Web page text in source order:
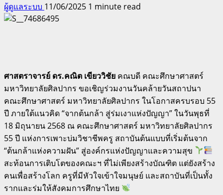
ผู้ดูแลระบบ 11/06/2025 1 minute read
ศาสตราจารย์ ดร.คณิต เขียววิชัย คณบดี คณะศึกษาศาสตร์
มหาวิทยาลัยศิลปากร ขอเชิญร่วมงานวันคล้ายวันสถาปนา
คณะศึกษาศาสตร์ มหาวิทยาลัยศิลปากร ในโอกาสครบรอบ 55
ปี ภายใต้แนวคิด “จากต้นกล้า สู่ร่มเงาแห่งปัญญา” ในวันพุธที่
18 มิถุนายน 2568 ณ คณะศึกษาศาสตร์ มหาวิทยาลัยศิลปากร
55 ปี แห่งการเพาะบ่มวิชาชีพครู สถาบันต้นแบบที่เริ่มต้นจาก
“ต้นกล้าแห่งความฝัน” สู่องค์กรแห่งปัญญาและความสุข
สะท้อนการเติบโตของคณะฯ ที่ไม่เพียงสร้างบัณฑิต แต่ยังสร้าง
คนเพื่อสร้างโลก ครูที่มีหัวใจเข้าใจมนุษย์ และสถาบันที่เป็นทั้ง
รากและร่มให้สังคมการศึกษาไทย